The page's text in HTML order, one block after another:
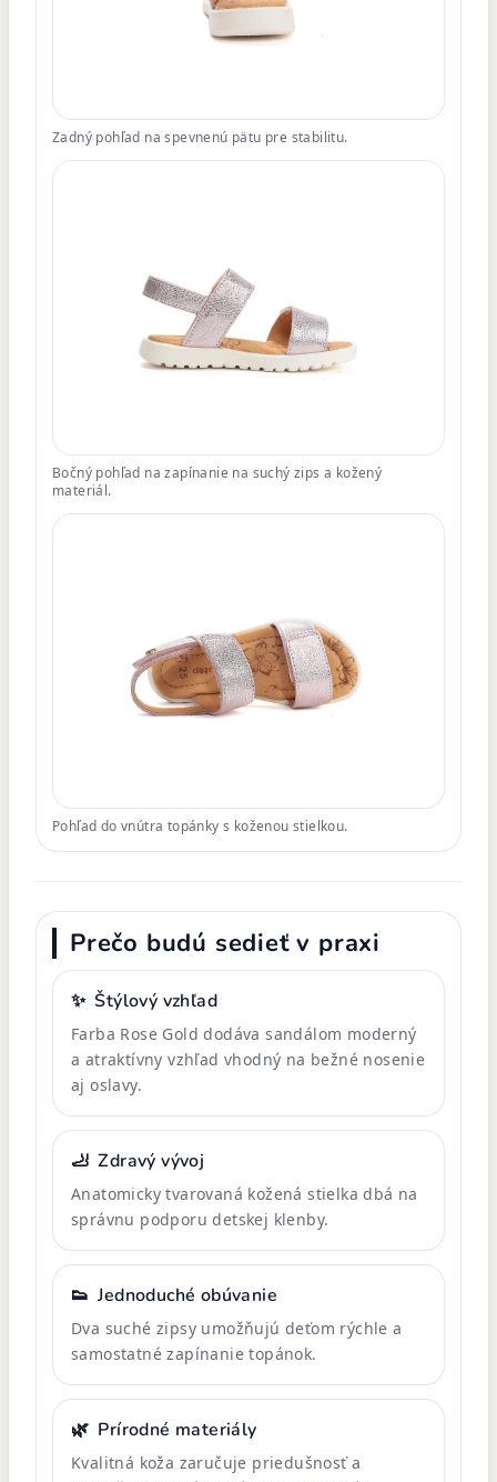
Zadný pohľad na spevnenú pätu pre stabilitu.
Bočný pohľad na zapínanie na suchý zips a kožený
materiál.
Pohľad do vnútra topánky s koženou stielkou.
Prečo budú sedieť v praxi
✨ Štýlový vzhľad
Farba Rose Gold dodáva sandálom moderný
a atraktívny vzhľad vhodný na bežné nosenie
aj oslavy.
🦶 Zdravý vývoj
Anatomicky tvarovaná kožená stielka dbá na
správnu podporu detskej klenby.
👟 Jednoduché obúvanie
Dva suché zipsy umožňujú deťom rýchle a
samostatné zapínanie topánok.
🌿 Prírodné materiály
Kvalitná koža zaručuje priedušnosť a